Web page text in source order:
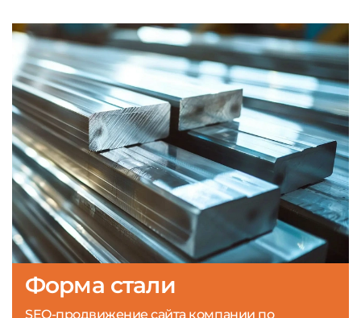
Форма стали
SEO-продвижение сайта компании по